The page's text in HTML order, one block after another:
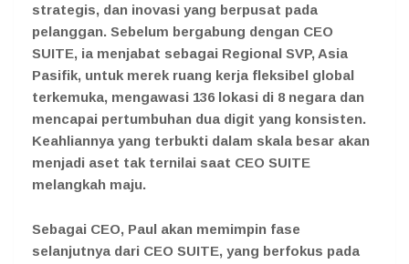
strategis, dan inovasi yang berpusat pada
pelanggan. Sebelum bergabung dengan CEO
SUITE, ia menjabat sebagai Regional SVP, Asia
Pasifik, untuk merek ruang kerja fleksibel global
terkemuka, mengawasi 136 lokasi di 8 negara dan
mencapai pertumbuhan dua digit yang konsisten.
Keahliannya yang terbukti dalam skala besar akan
menjadi aset tak ternilai saat CEO SUITE
melangkah maju.
Sebagai CEO, Paul akan memimpin fase
selanjutnya dari CEO SUITE, yang berfokus pada